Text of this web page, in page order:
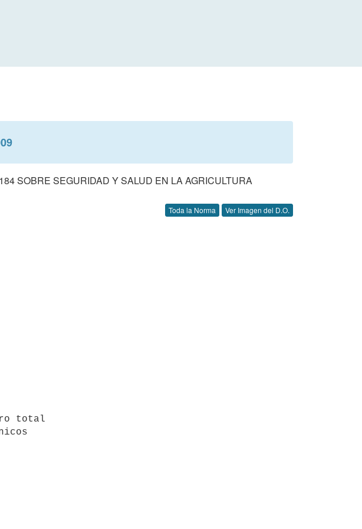
SOBRE SEGURIDAD Y SALUD EN LA AGRICULTURA
Toda la Norma Ver Imagen del D.O.